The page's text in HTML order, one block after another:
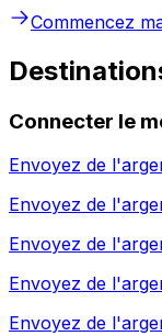
Commencez
Connecter le
Envoyez de
Envoyez de
Envoyez de
Envoyez de
Envoyez de